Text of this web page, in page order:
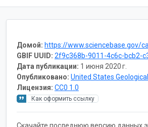
Домой: https://www.sciencebase.gov/catalog/item/
GBIF UUID: 2f9c368b-9011-4c6c-bcb2-
Дата публикации: 1 июня 2020 г.
Опубликовано: United States
Лицензия: CC0 1.0
Как оформить ссылку
Скачайте последнюю версию данных